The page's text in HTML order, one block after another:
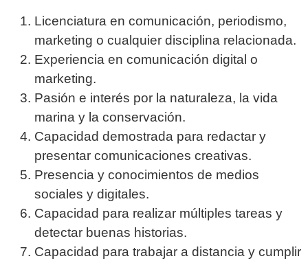
Licenciatura en comunicación, periodismo,
marketing o cualquier disciplina relacionada.
Experiencia en comunicación digital o
marketing.
Pasión e interés por la naturaleza, la vida
marina y la conservación.
Capacidad demostrada para redactar y
presentar comunicaciones creativas.
Presencia y conocimientos de medios
sociales y digitales.
Capacidad para realizar múltiples tareas y
detectar buenas historias.
Capacidad para trabajar a distancia y cumplir